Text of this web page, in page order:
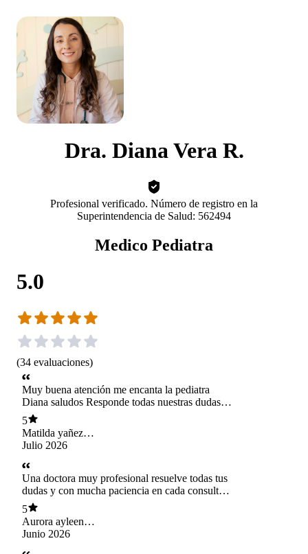
Dra. Diana Vera R.
Profesional verificado. Número de registro en la
Superintendencia de Salud: 562494
Medico Pediatra
5.0
(34 evaluaciones)
Muy buena atención me encanta la pediatra
Diana saludos Responde todas nuestras dudas es
seca
5
Matilda yañez
cornejo
Julio 2026
Una doctora muy profesional resuelve todas tus
dudas y con mucha paciencia en cada consulta
te dedica mucho tiempo es muy cariñosa y de
piel con los niños un gusto tener una pediatra así
5
Aurora ayleen
reveco olivares
Junio 2026